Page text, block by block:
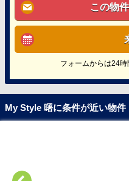
この物
フォームからは24時
My Style 曙に条件が近い物件